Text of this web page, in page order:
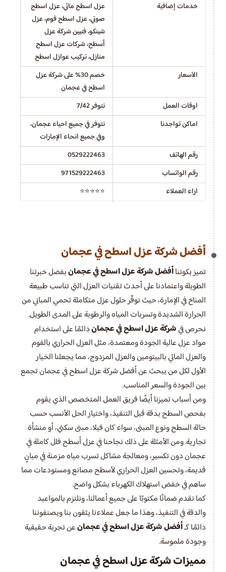
خدمات إضافية
عزل اسطح مائي، عزل اسطح
صوتي، عزل اسطح فوم، عزل
شينكو، فنيين شركة عزل
أسطح، شركات عزل اسطح
منازل، تركيب عوازل اسطح
الآسعار
خصم 30% على شركة عزل
اسطح في عجمان
اوقات العمل
نتوفر 7/42
اماكن تواجدنا
نتوفر في جميع احياء عجمان،
وفي جميع انحاء الإمارات
رقم الهاتف
0529222463
رقم الواتساب
971529222463
اراء العملاء
⭐⭐⭐⭐⭐
أفضل شركة عزل اسطح في عجمان
تميز بكونناأفضل شركة عزل اسطح في عجمانبفضل خبرتنا
الطويلة واعتمادنا على أحدث تقنيات العزل التي تناسب طبيعة
المناخ في الإمارة، حيث نوفّر حلول عزل متكاملة تحمي المباني من
الحرارة الشديدة وتسربات المياه والرطوبة على المدى الطويل.
نحرص فيشركة عزل اسطح في عجماندائمًا على استخدام
مواد عزل عالية الجودة ومعتمدة، مثل العزل الحراري بالفوم
والعزل المائي بالبيتومين والعزل المزدوج، مما يجعلنا الخيار
الأول لكل من يبحث عن أفضل شركة عزل اسطح في عجمان تجمع
بين الجودة والسعر المناسب.
ومن أسباب تميزنا أيضًا فريق العمل المتخصص الذي يقوم
بفحص السطح بدقة قبل التنفيذ، واختيار الحل الأنسب حسب
حالة السطح ونوع المبنى، سواء كان فيلا، مبنى سكني، أو منشأة
تجارية. ومن الأمثلة على ذلك نجاحنا في عزل أسطح فلل كاملة في
عجمان دون تكسير، ومعالجة مشاكل تسرب مياه مزمنة في مبانٍ
قديمة، وتحسين العزل الحراري لأسطح مصانع ومستودعات مما
ساهم في خفض استهلاك الكهرباء بشكل واضح.
كما نقدم ضمانًا مكتوبًا على جميع أعمالنا، ونلتزم بالمواعيد
والدقة في التنفيذ، وهذا ما جعل عملاءنا يثقون بنا ويصنفوننا
دائمًا كـأفضل شركة عزل اسطح في عجمانعن تجربة حقيقية
وجودة ملموسة.
مميزات شركة عزل اسطح في عجمان